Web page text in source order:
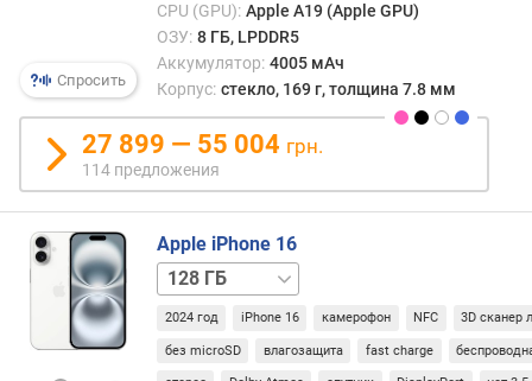
н
о
ш
е
н
и
д
л
Спросить
CPU (GPU): Apple A19 (Apple GPU)
ОЗУ: 8 ГБ, LPDDR5
Аккумулятор: 4005 мАч
Корпус: стекло, 169 г, толщина 7.8 мм
27 899 — 55 004 грн.
114 предложения
Apple iPhone 16
256 ГБ512 ГБ
2024 год iPhone 16 камерофон NFC 3D сканер
без microSD влагозащита fast charge